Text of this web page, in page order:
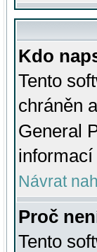
Kdo
Tento
chráněn
General
Návrat
Proč
Tento